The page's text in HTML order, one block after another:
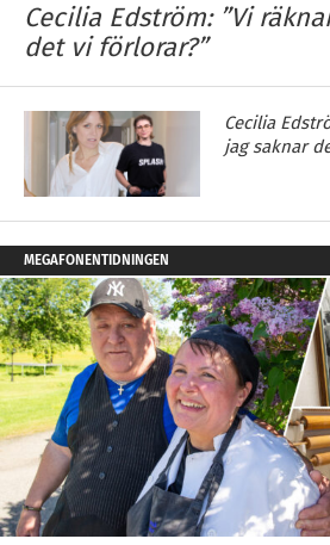
Cecilia Edström: ”Vi
det vi förlorar?”
Cecilia
jag saknar
MEGAFONENTIDNINGEN